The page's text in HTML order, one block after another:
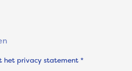
het privacy statement *